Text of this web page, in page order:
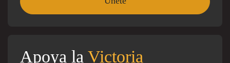
Apoya la Victoria